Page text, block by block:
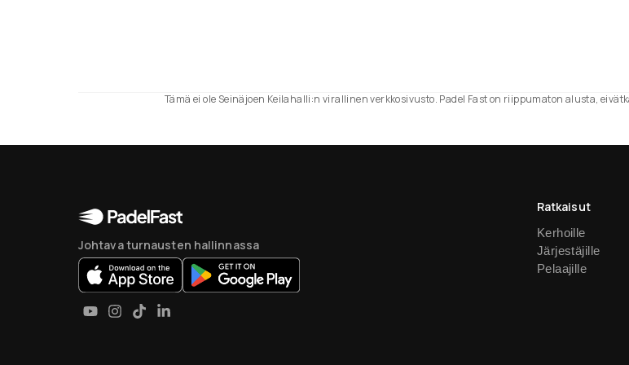
Tämä ei ole Seinäjoen Keilahalli:n virallinen verkkosivusto. Padel Fast on riippumaton alusta,
Johtava turnausten hallinnassa
Ratkaisut
Kerhoille
Järjestäjille
Pelaajille